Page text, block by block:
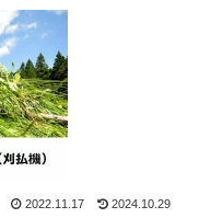
2022.11.17 2024.10.29